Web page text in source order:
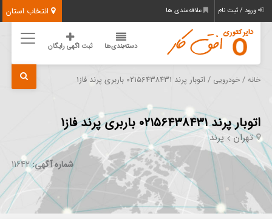
انتخاب استان ورود / ثبت نام علاقه‌مندی ها
دسته‌بندی‌ها ثبت اگهی رایگان
خانه /خودرویی / اتوبار پرند ۰۲۱۵۶۴۳۸۴۳۱ باربری پرند فاز۱
اتوبار پرند ۰۲۱۵۶۴۳۸۴۳۱ باربری پرند فاز۱
تهران پرند
شماره آگهی:11642